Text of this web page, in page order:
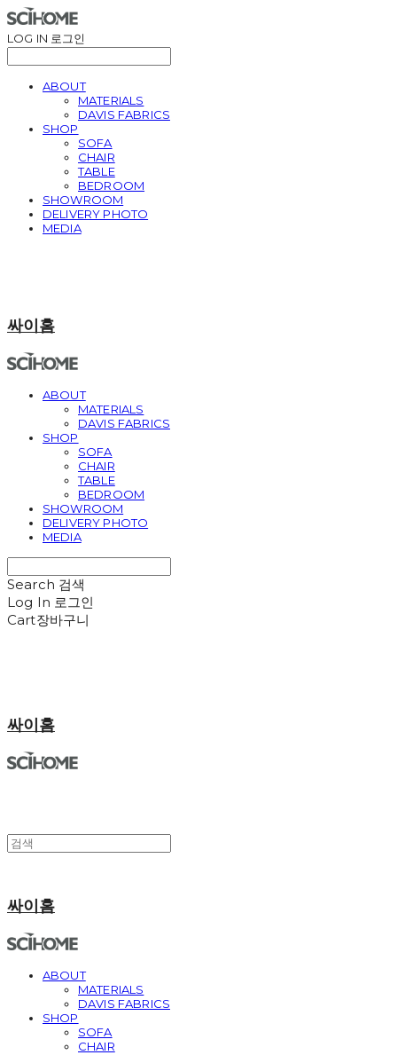
LOG IN 로그인
ABOUT
MATERIALS
DAVIS FABRICS
SHOP
SOFA
CHAIR
TABLE
BEDROOM
SHOWROOM
DELIVERY PHOTO
MEDIA
싸이홈
ABOUT
MATERIALS
DAVIS FABRICS
SHOP
SOFA
CHAIR
TABLE
BEDROOM
SHOWROOM
DELIVERY PHOTO
MEDIA
Search 검색
Log In 로그인
Cart장바구니
싸이홈
싸이홈
ABOUT
MATERIALS
DAVIS FABRICS
SHOP
SOFA
CHAIR